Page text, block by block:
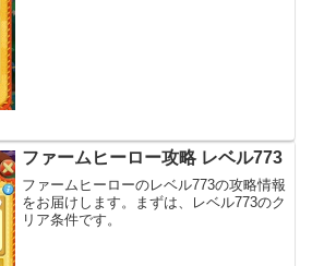
ファームヒーロー攻略 レベル773
ファームヒーローのレベル773の攻略情報
をお届けします。まずは、レベル773のク
リア条件です。